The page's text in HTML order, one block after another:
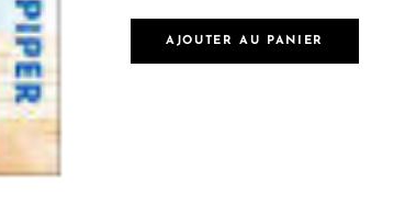
AJOUTER AU PANIER